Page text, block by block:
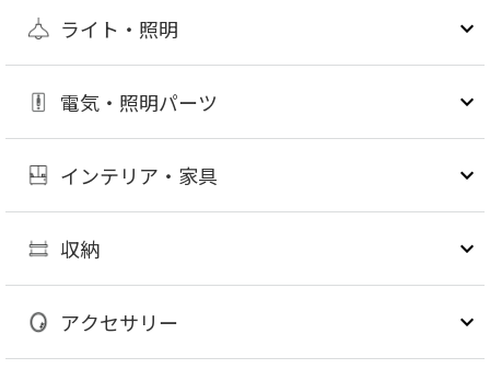
ライト・照明
電気・照明パーツ
インテリア・家具
収納
アクセサリー